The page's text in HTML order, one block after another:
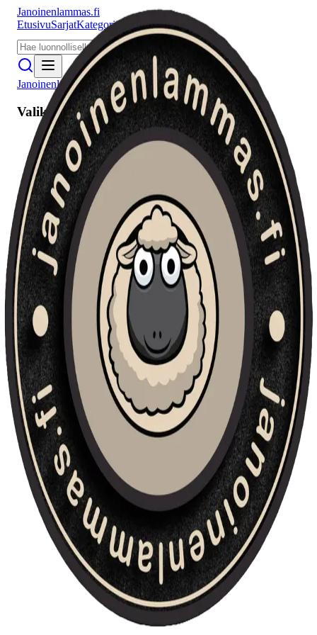
Janoinenlammas.fi
EtusivuSarjatKategoriat PuhujatMeistä
Janoinenlammas.fi
Valikko
Etusivu
Sarjat
Kategoriat
Puhujat
Haku
Tietosuojaseloste
Seuraa meitä
Facebook Instagram
YouTube
© 2026 Janoinenlammas.fi. Kaikki oikeudet pidätetään.